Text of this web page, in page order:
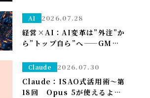
た1つ」のこと
AI 2026.07.28
経営×AI：AI変革は”外注”か
ら”トップ自ら”へ——GMO熊
任、社長がコードを書く
Claude 2026.07.30
Claude：ISAO式活用術～第
18回 Opus 5が使えるよう